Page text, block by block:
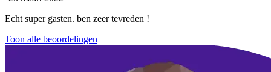
Echt super gasten. ben zeer tevreden !
Toon alle beoordelingen